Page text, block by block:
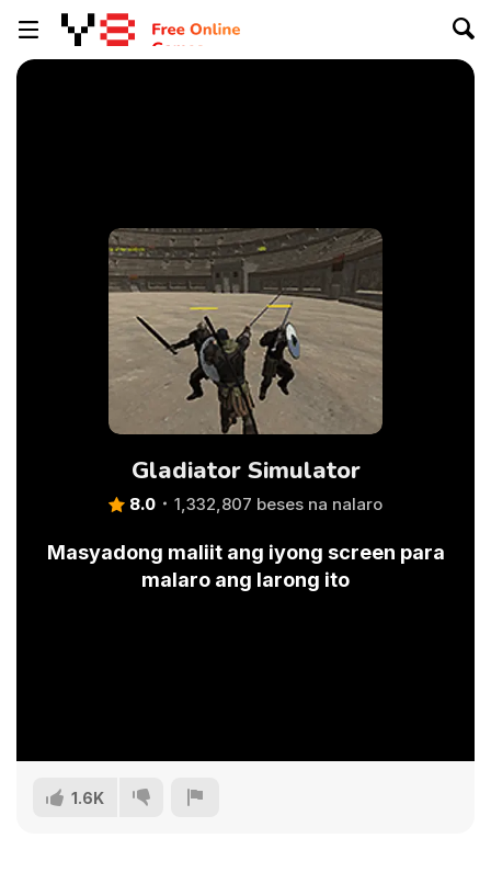
Gladiator Simulator
8.0 1,332,807 beses na nalaro
Masyadong maliit ang iyong screen para
malaro ang larong ito
1.6K